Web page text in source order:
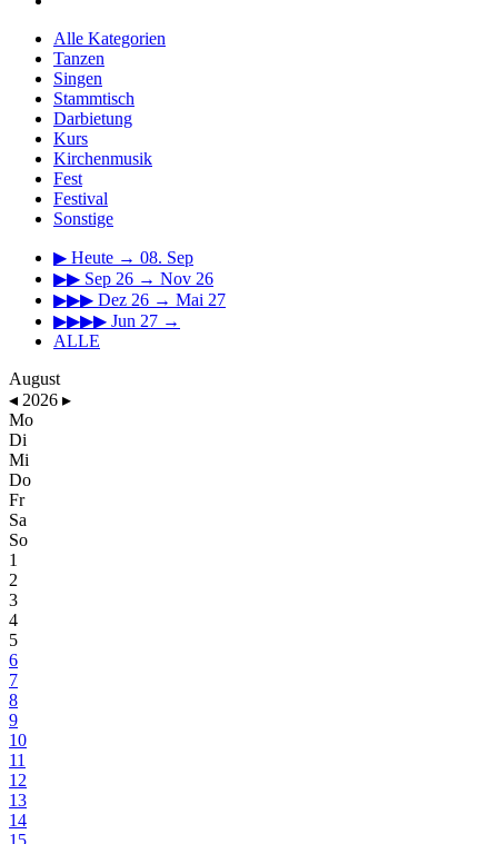
Alle Kategorien
Tanzen
Singen
Stammtisch
Darbietung
Kurs
Kirchenmusik
Fest
Festival
Sonstige
▶ Heute → 08. Sep
▶▶ Sep 26 → Nov 26
▶▶▶ Dez 26 → Mai 27
▶▶▶▶ Jun 27 →
ALLE
August
◂ 2026 ▸
Mo
Di
Mi
Do
Fr
Sa
So
1
2
3
4
5
6
7
8
9
10
11
12
13
14
15